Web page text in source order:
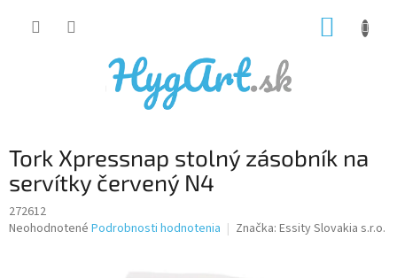
Tork Xpressnap stolný zásobník na
servítky červený N4
272612
Priemerné
Neohodnotené Podrobnosti hodnotenia Značka: Essity Slovakia s.r.o.